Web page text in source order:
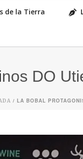
de la Tierra
DO
/ LA BOBAL